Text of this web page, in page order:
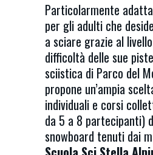
Particolarmente
per gli adulti che
a sciare grazie al
difficoltà delle sue
sciistica di Parco del
propone un’ampia
individuali e corsi
da 5 a 8 partecipanti)
snowboard tenuti dai